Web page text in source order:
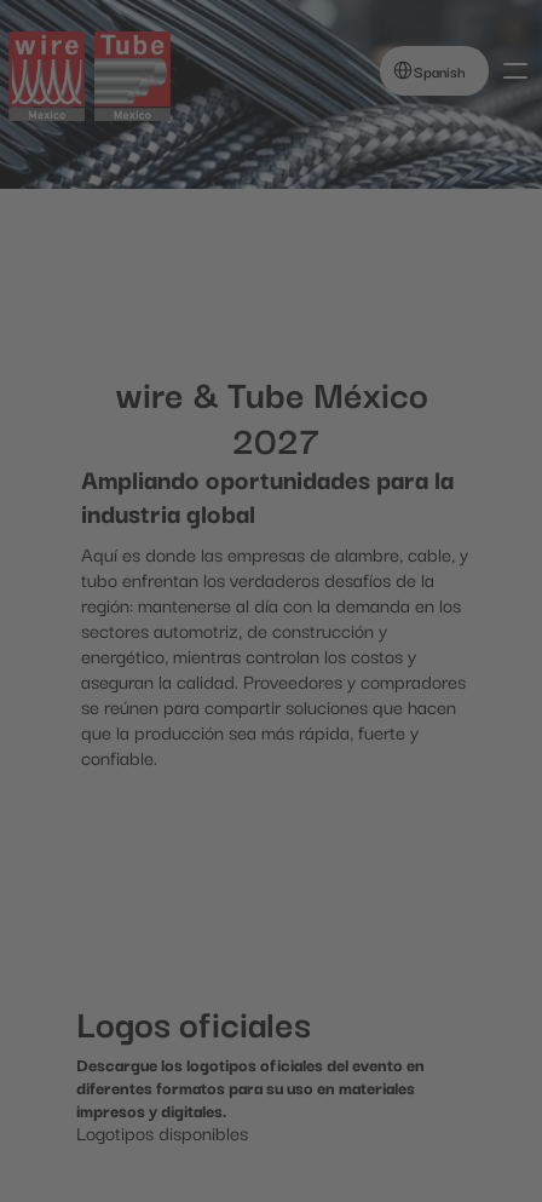
Select Language
Spanish
Ampliando oportunidades para la
industria global
wire & Tube México
2027
Aquí es donde las empresas de alambre, cable, y
tubo enfrentan los verdaderos desafíos de la
región: mantenerse al día con la demanda en los
sectores automotriz, de construcción y
energético, mientras controlan los costos y
aseguran la calidad. Proveedores y compradores
se reúnen para compartir soluciones que hacen
que la producción sea más rápida, fuerte y
confiable.
Logotipos disponibles
Descargue los logotipos oficiales del evento en
diferentes formatos para su uso en materiales
impresos y digitales.
Logos oficiales